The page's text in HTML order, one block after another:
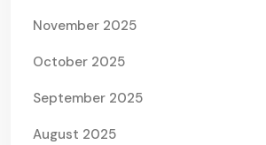
November 2025
October 2025
September 2025
August 2025